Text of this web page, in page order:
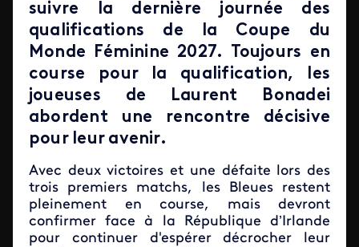
suivre la dernière journée des
qualifications de la Coupe du
Monde Féminine 2027.
Toujours en
course pour la qualification, les
joueuses de Laurent Bonadei
abordent une rencontre décisive
pour leur avenir.
Avec deux victoires et une défaite lors des
trois premiers matchs, les Bleues restent
pleinement en course, mais devront
confirmer face à la République d’Irlande
pour continuer d'espérer décrocher leur